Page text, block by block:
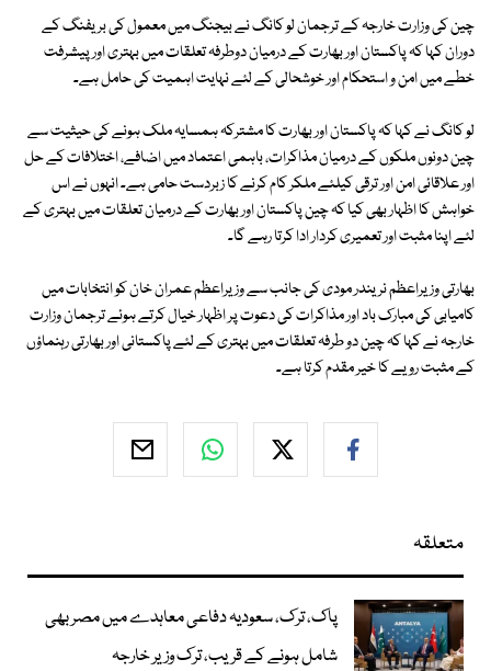
چین کی وزارت خارجہ کے ترجمان لو کانگ نے بیجنگ میں معمول کی بریفنگ کے
دوران کہا کہ پاکستان اور بھارت کے درمیان دوطرفہ تعلقات میں بہتری اور پیشرفت
خطے میں امن و استحکام اور خوشحالی کے لئے نہایت اہمیت کی حامل ہے۔
لو کانگ نے کہا کہ پاکستان اور بھارت کا مشترکہ ہمسایہ ملک ہونے کی حیثیت سے
چین دونوں ملکوں کے درمیان مذاکرات، باہمی اعتماد میں اضافے، اختلافات کے حل
اور علاقائی امن اور ترقی کیلئے ملکر کام کرنے کا زبردست حامی ہے۔ انہوں نے اس
خواہش کا اظہار بھی کیا کہ چین پاکستان اور بھارت کے درمیان تعلقات میں بہتری کے
لئے اپنا مثبت اور تعمیری کردار ادا کرتا رہے گا۔
بھارتی وزیراعظم نریندر مودی کی جانب سے وزیراعظم عمران خان کو انتخابات میں
کامیابی کی مبارک باد اور مذاکرات کی دعوت پر اظہار خیال کرتے ہوئے ترجمان وزارت
خارجہ نے کہا کہ چین دو طرفہ تعلقات میں بہتری کے لئے پاکستانی اور بھارتی رہنماؤں
کے مثبت رویے کا خیر مقدم کرتا ہے۔
متعلقہ
پاک، ترک، سعودیہ دفاعی معاہدے میں مصر بھی
شامل ہونے کے قریب، ترک وزیر خارجہ